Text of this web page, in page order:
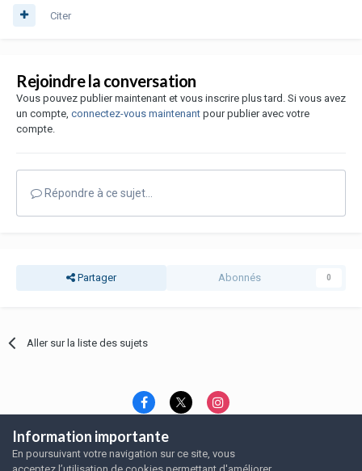
Citer
Rejoindre la conversation
Vous pouvez publier maintenant et vous inscrire plus tard. Si vous avez
un compte, connectez-vous maintenant pour publier avec votre
compte.
Répondre à ce sujet…
Partager Abonnés 0
Aller sur la liste des sujets
Langue Thème
Politique de confidentialité
Nous contacter
Nous contacter
Information importante
En poursuivant votre navigation sur ce site, vous